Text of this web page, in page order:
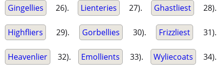
Gingellies 26). Lienteries 27). Ghastliest 28).
Highfliers 29). Gorbellies 30). Frizzliest 31).
Heavenlier 32). Emollients 33). Wyliecoats 34).